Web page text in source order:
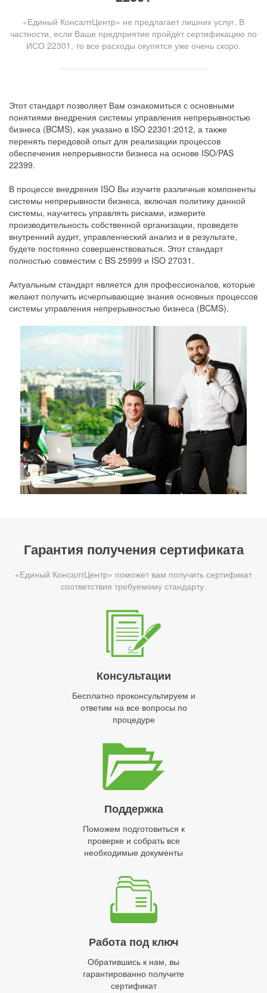
«Единый КонсалтЦентр» не предлагает лишних услуг. В
частности, если Ваше предприятие пройдёт сертификацию по
ИСО 22301, то все расходы окупятся уже очень скоро.
Этот стандарт позволяет Вам ознакомиться с основными
понятиями внедрения системы управления непрерывностью
бизнеса (BCMS), как указано в ISO 22301:2012, а также
перенять передовой опыт для реализации процессов
обеспечения непрерывности бизнеса на основе ISO/PAS
22399.
В процессе внедрения ISO Вы изучите различные компоненты
системы непрерывности бизнеса, включая политику данной
системы, научитесь управлять рисками, измерите
производительность собственной организации, проведете
внутренний аудит, управленческий анализ и в результате,
будете постоянно совершенствоваться. Этот стандарт
полностью совместим с BS 25999 и ISO 27031.
Актуальным стандарт является для профессионалов, которые
желают получить исчерпывающие знания основных процессов
системы управления непрерывностью бизнеса (BCMS).
Гарантия получения сертификата
«Единый КонсалтЦентр» поможет вам получить сертификат
соответствия требуемому стандарту.
Консультации
Бесплатно проконсультируем и
ответим на все вопросы по
процедуре
Поддержка
Поможем подготовиться к
проверке и собрать все
необходимые документы
Работа под ключ
Обратившись к нам, вы
гарантированно получите
сертификат